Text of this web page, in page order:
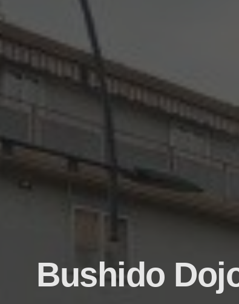
Bushido